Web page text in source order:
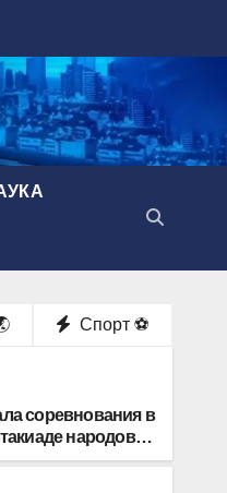
Спорт ⚽️
соревнования в
народов